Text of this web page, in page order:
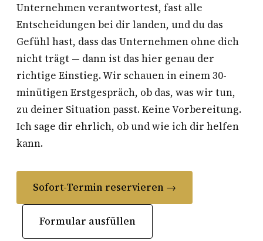
Unternehmen verantwortest, fast alle
Entscheidungen bei dir landen, und du das
Gefühl hast, dass das Unternehmen ohne dich
nicht trägt — dann ist das hier genau der
richtige Einstieg. Wir schauen in einem 30-
minütigen Erstgespräch, ob das, was wir tun,
zu deiner Situation passt. Keine Vorbereitung.
Ich sage dir ehrlich, ob und wie ich dir helfen
kann.
Sofort-Termin reservieren →
Formular ausfüllen